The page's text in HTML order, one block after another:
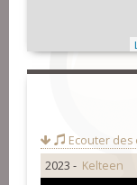
Ecouter des
2023 - Kelteen